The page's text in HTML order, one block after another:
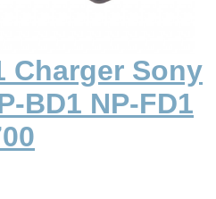
Charger Sony
BD1 NP-FD1